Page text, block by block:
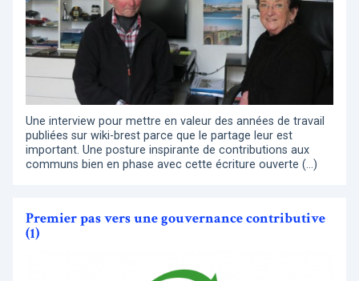
Une interview pour mettre en valeur des années de travail
publiées sur wiki-brest parce que le partage leur est
important. Une posture inspirante de contributions aux
communs bien en phase avec cette écriture ouverte (…)
Premier pas vers une gouvernance contributive
(1)